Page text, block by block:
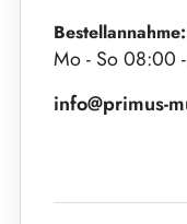
Bestellannahme:
Mo - So 08:00
info@primus-